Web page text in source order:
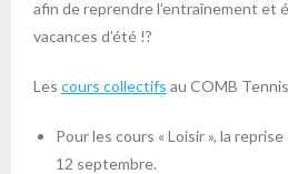
afin de reprendre l’entraînement et
vacances d’été !?
Les cours collectifs au COMB
Pour les cours « Loisir », la
12 septembre.